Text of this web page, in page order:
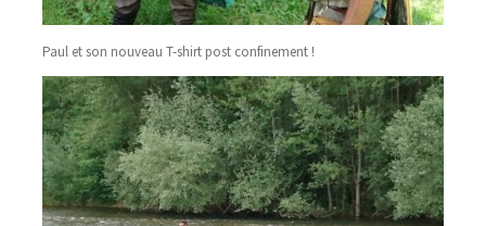
Paul et son nouveau T-shirt post confinement !